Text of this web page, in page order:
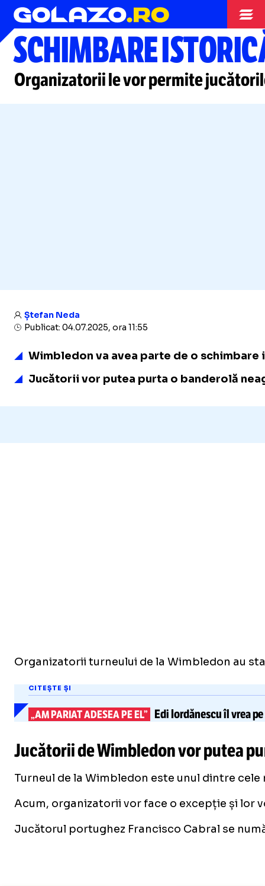
Tenis
SCHIMBARE
Organizatorii le vor permite
Ștefan Neda
Publicat: 04.07.2025, ora 11:55
Wimbledon va avea parte de o
Jucătorii vor putea purta o banderolă
Organizatorii turneului de la Wimbledon au
CITEȘTE ȘI
„AM PARIAT ADESEA PE EL” Edi Iordănescuîl vrea
Jucătorii de Wimbledon vor putea
Turneul de la Wimbledon este unul dintre
Acum, organizatorii vor face o excepție și lor
Jucătorul portughez Francisco Cabral se